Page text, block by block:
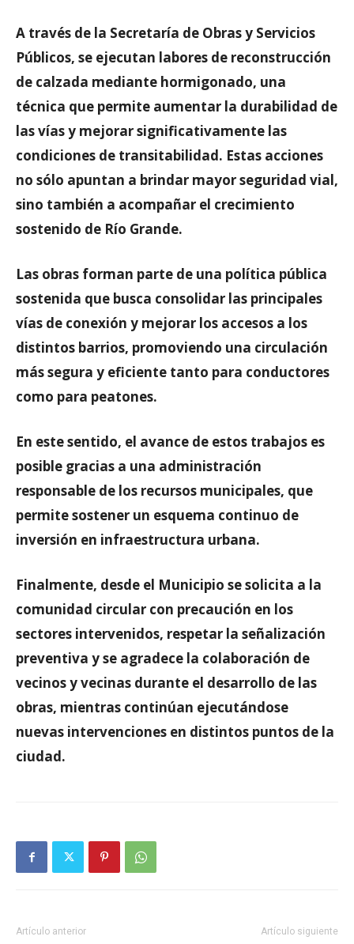
A través de la Secretaría de Obras y Servicios
Públicos, se ejecutan labores de reconstrucción
de calzada mediante hormigonado, una
técnica que permite aumentar la durabilidad de
las vías y mejorar significativamente las
condiciones de transitabilidad. Estas acciones
no sólo apuntan a brindar mayor seguridad vial,
sino también a acompañar el crecimiento
sostenido de Río Grande.
Las obras forman parte de una política pública
sostenida que busca consolidar las principales
vías de conexión y mejorar los accesos a los
distintos barrios, promoviendo una circulación
más segura y eficiente tanto para conductores
como para peatones.
En este sentido, el avance de estos trabajos es
posible gracias a una administración
responsable de los recursos municipales, que
permite sostener un esquema continuo de
inversión en infraestructura urbana.
Finalmente, desde el Municipio se solicita a la
comunidad circular con precaución en los
sectores intervenidos, respetar la señalización
preventiva y se agradece la colaboración de
vecinos y vecinas durante el desarrollo de las
obras, mientras continúan ejecutándose
nuevas intervenciones en distintos puntos de la
ciudad.
Artículo anterior Artículo siguiente